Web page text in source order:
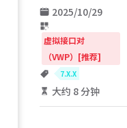
2025/10/29
虚拟接口对
（VWP）[推荐]
7.X.X
大约 8 分钟